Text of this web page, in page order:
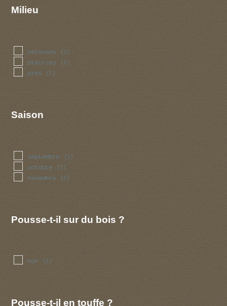
Milieu
pelouses (1)
prairies (1)
pres (1)
Saison
septembre (1)
octobre (1)
novembre (1)
Pousse-t-il sur du bois ?
non (1)
Pousse-t-il en touffe ?